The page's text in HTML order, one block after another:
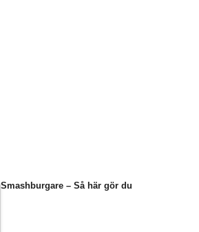
Smashburgare – Så här gör du